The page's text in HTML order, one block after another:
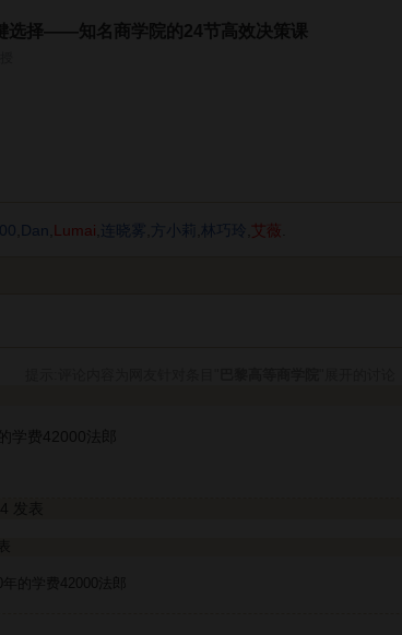
选择——知名商学院的24节高效决策课
Dan Lumai 连晓雾 方小莉 林巧玲 艾薇
学费42000法郎
的学费42000法郎